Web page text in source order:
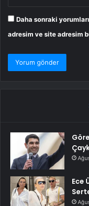
Daha sonraki
adresim ve site adresim
Ece